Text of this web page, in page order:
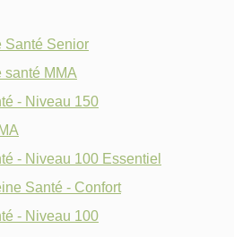
Santé Senior
santé MMA
- Niveau 150
- Niveau 100 Essentiel
Santé - Confort
- Niveau 100